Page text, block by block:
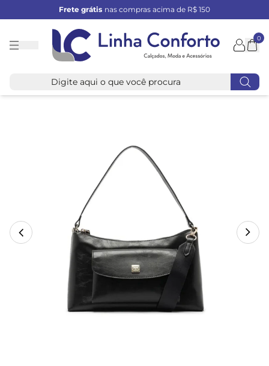
Frete grátis nas compras acima de R$ 150
Linha
0